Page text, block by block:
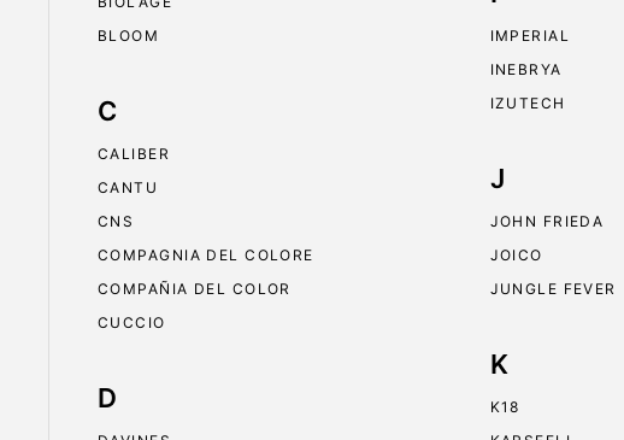
BLOOM
C
CALIBER
CANTU
CNS
COMPAGNIA DEL COLORE
COMPAÑIA DEL COLOR
CUCCIO
D
IMPERIAL
INEBRYA
IZUTECH
J
JOHN FRIEDA
JOICO
JUNGLE FEVER
K
K18